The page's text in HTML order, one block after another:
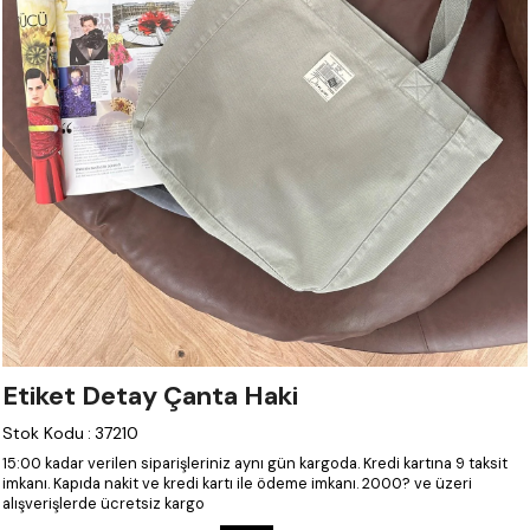
Etiket Detay Çanta Haki
Stok Kodu : 37210
15:00 kadar verilen siparişleriniz aynı gün kargoda.Kredi kartına 9 taksit
imkanı.Kapıda nakit ve kredi kartı ile ödeme imkanı.2000? ve üzeri
alışverişlerde ücretsiz kargo